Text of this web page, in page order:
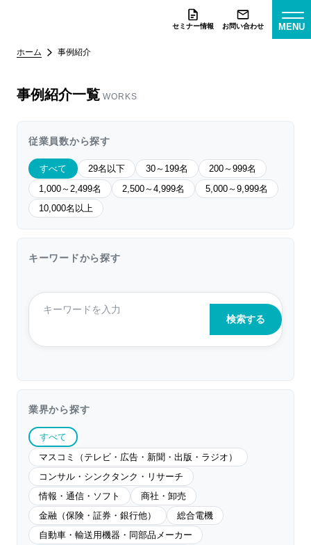
セミナー情報 お問い合わせ MENU
ホーム 事例紹介
事例紹介一覧 WORKS
従業員数から探す
すべて 29名以下 30～199名
200～999名
1,000～2,499名
2,500～4,999名
5,000～9,999名
10,000名以上
キーワードから探す
業界から探す
すべて
マスコミ（テレビ・広告・新聞・出版・ラジオ）
コンサル・シンクタンク・リサーチ
情報・通信・ソフト
商社・卸売
金融（保険・証券・銀行他）
総合電機
自動車・輸送用機器・同部品メーカー